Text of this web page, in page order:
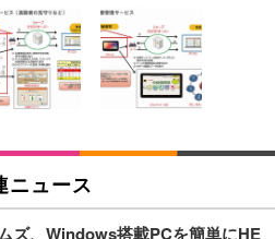
ィスチェア 椅子 テレワーク 疲れな
ームレスト コンパクト 約105度ロッ
子 360度回転 座面昇降 強化ナイロ
気性メッシュ 在宅ワーク H-WY01
足)
フィスチェア／デスクチェア メッシ
学 疲れない ブラック
向けプレミアムモニター | FlexScan
31.5型4K UHD・USB Type-C・ホワ
向けプレミアムモニター | FlexScan
ク ペットシーツ 薄型 レギュラー 1
料 ホワイト 300枚
ック ペットシーツ 厚型 ワイド 42枚
イト(吸収面:ライトブルー)
ニュース
ズ、Windows搭載PCを簡単にHE